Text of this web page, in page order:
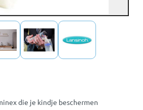
die je kindje beschermen